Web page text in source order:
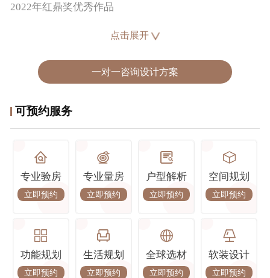
2022年红鼎奖优秀作品
2024年中国室内设计年度评选设计优秀奖
处理人与空间、空间与物、物与人的关系。
华侨城纯水岸、华发外滩首府、华润昆仑御、中建星光
城、正荣紫阙台、世茂云锦、中建大公馆、金科城、琨
点击展开
一对一咨询设计方案
可预约服务
专业验房
立即预约
专业量房
立即预约
户型解析
立即预约
空间规划
立即预约
功能规划
立即预约
生活规划
立即预约
全球选材
立即预约
软装设计
立即预约